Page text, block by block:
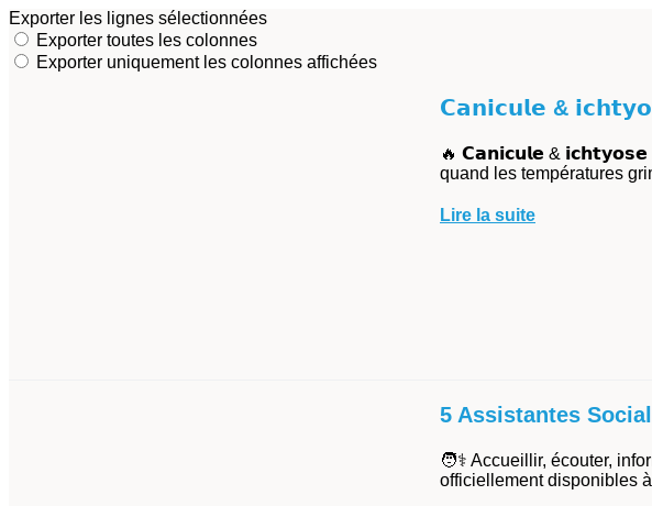
Exporter les lignes sélectionnées
Exporter toutes les colonnes
Exporter uniquement les colonnes affichées
𝗖𝗮𝗻𝗶𝗰𝘂𝗹𝗲 &
🔥 𝗖𝗮𝗻𝗶𝗰𝘂𝗹𝗲 & 𝗶𝗰𝗵𝘁𝘆𝗼𝘀𝗲
quand les températures
Lire la suite
5 Assistantes
🧑⚕️ Accueillir, écouter,
officiellement disponibles